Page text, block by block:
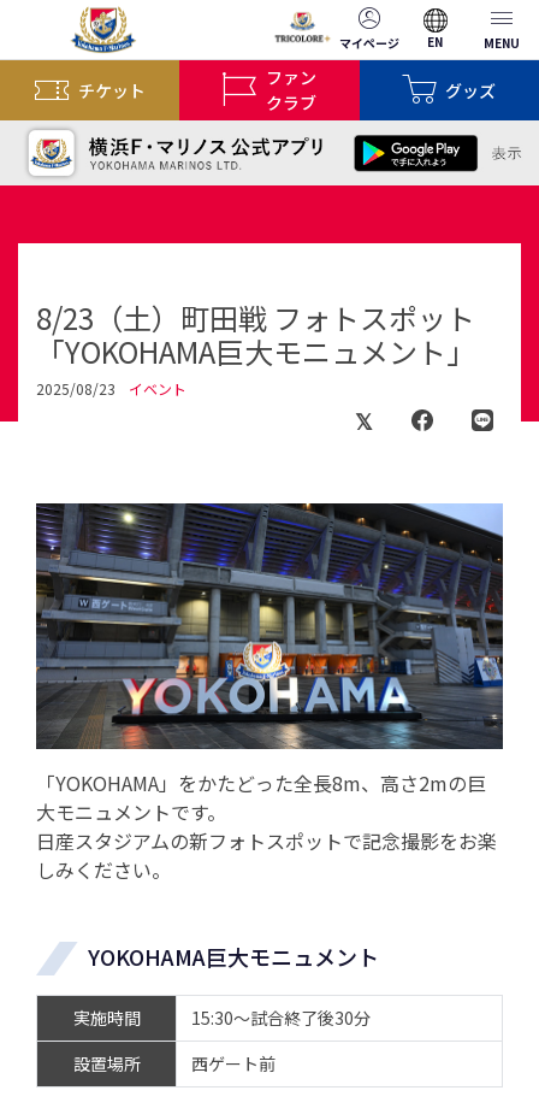
マイページ EN MENU
チケット
ファン
クラブ
グッズ
8/23（土）町田戦 フォトスポット
「YOKOHAMA巨大モニュメント」
2025/08/23 イベント
「YOKOHAMA」をかたどった全長8m、高さ2mの巨
大モニュメントです。
日産スタジアムの新フォトスポットで記念撮影をお楽
しみください。
YOKOHAMA巨大モニュメント
実施時間
15:30～試合終了後30分
設置場所
西ゲート前